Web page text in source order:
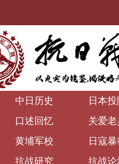
中日历史 日本投
口述回忆 关爱老
黄埔军校 日寇
抗战研究 抗战论